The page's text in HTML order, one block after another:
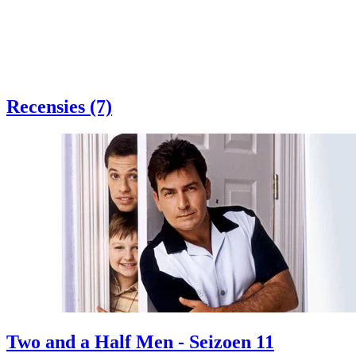
Recensies (7)
Two and a Half Men - Seizoen 11